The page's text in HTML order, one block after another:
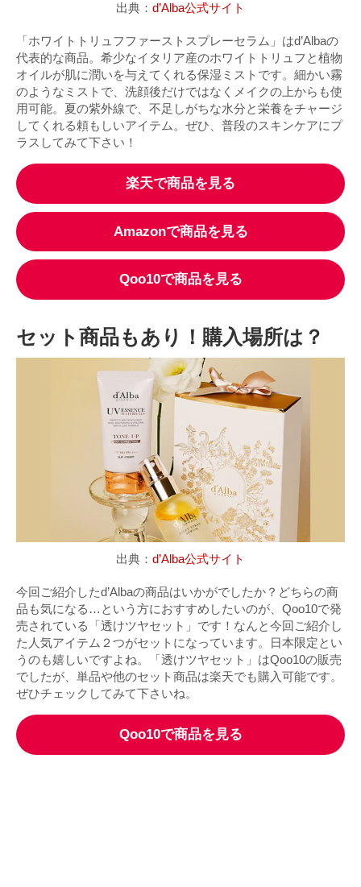
出典： d’Alba公式サイト
「ホワイトトリュフファーストスプレーセラム」はd’Albaの
代表的な商品。希少なイタリア産のホワイトトリュフと植物
オイルが肌に潤いを与えてくれる保湿ミストです。細かい霧
のようなミストで、洗顔後だけではなくメイクの上からも使
用可能。夏の紫外線で、不足しがちな水分と栄養をチャージ
してくれる頼もしいアイテム。ぜひ、普段のスキンケアにプ
ラスしてみて下さい！
楽天で商品を見る
Amazonで商品を見る
Qoo10で商品を見る
セット商品もあり！購入場所は？
出典： d’Alba公式サイト
今回ご紹介したd’Albaの商品はいかがでしたか？どちらの商
品も気になる…という方におすすめしたいのが、Qoo10で発
売されている「透けツヤセット」です！なんと今回ご紹介し
た人気アイテム２つがセットになっています。日本限定とい
うのも嬉しいですよね。「透けツヤセット」はQoo10の販売
でしたが、単品や他のセット商品は楽天でも購入可能です。
ぜひチェックしてみて下さいね。
Qoo10で商品を見る